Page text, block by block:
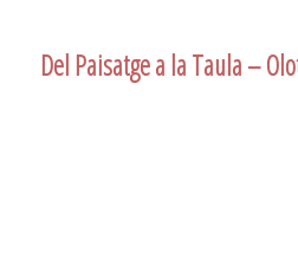
Del Paisatge a la Taula –